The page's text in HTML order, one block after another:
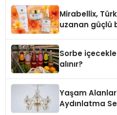
Mirabellix,
uzanan güçlü
Sorbe
alınır?
Yaşam
Aydınlatma